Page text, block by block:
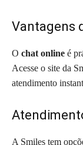
Vantagens
O chat online é
Acesse o site da
atendimento
A Smiles tem